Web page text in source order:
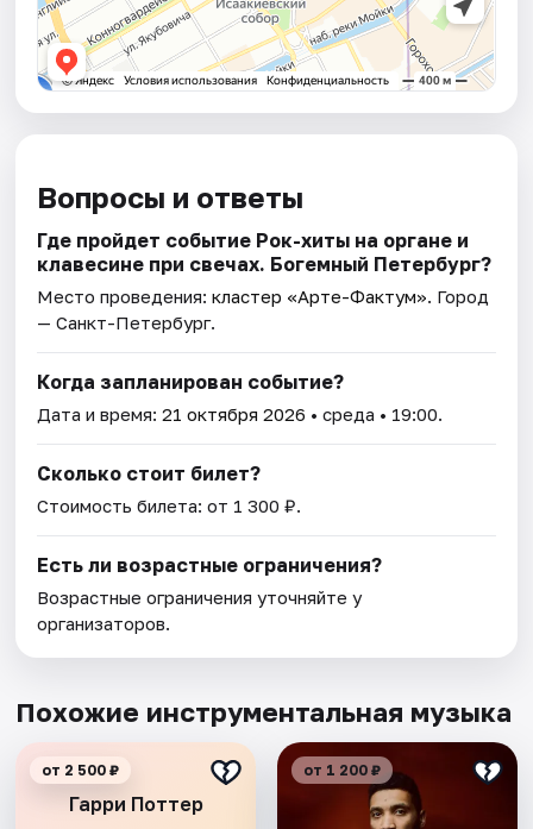
Вопросы и ответы
Где пройдет событие Рок-хиты на органе и
клавесине при свечах. Богемный Петербург?
Место проведения:кластер «Арте-Фактум». Город
— Санкт-Петербург.
Когда запланирован событие?
Дата и время:21 октября 2026 • среда • 19:00.
Сколько стоит билет?
Стоимость билета: от 1 300 ₽.
Есть ли возрастные ограничения?
Возрастные ограничения уточняйте у
организаторов.
Похожие инструментальная музыка
Гарри Поттер
от 2 500 ₽ от 1 200 ₽